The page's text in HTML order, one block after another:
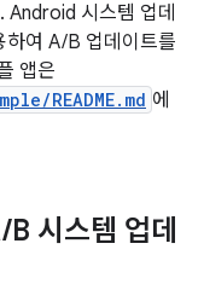
Android 시스템 업데
하여 A/B 업데이트를
앱은
README.md 에
/B 시스템 업데